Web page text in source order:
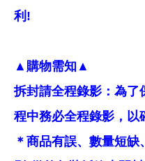
利!
▲購物需知▲
拆封請全程錄影：為了
程中務必全程錄影，以
＊商品有誤、數量短